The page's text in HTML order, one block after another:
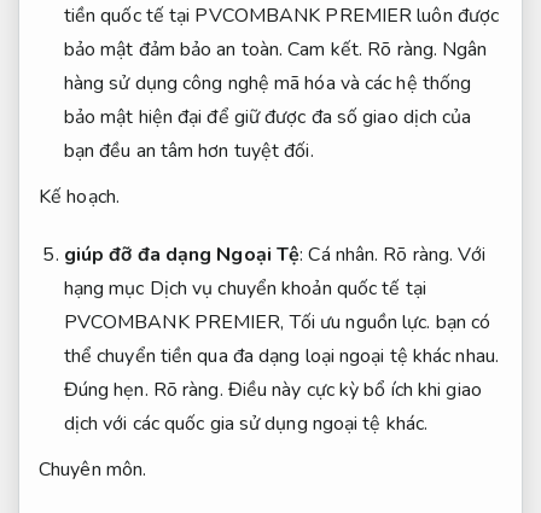
tiền quốc tế tại PVCOMBANK PREMIER luôn được
bảo mật đảm bảo an toàn.Cam kết. Rõ ràng. Ngân
hàng sử dụng công nghệ mã hóa và các hệ thống
bảo mật hiện đại để giữ được đa số giao dịch của
bạn đều an tâm hơn tuyệt đối.
Kế hoạch.
giúp đỡ đa dạng Ngoại Tệ:Cá nhân. Rõ ràng. Với
hạng mục Dịch vụ chuyển khoản quốc tế tại
PVCOMBANK PREMIER,Tối ưu nguồn lực. bạn có
thể chuyển tiền qua đa dạng loại ngoại tệ khác nhau.
Đúng hẹn. Rõ ràng. Điều này cực kỳ bổ ích khi giao
dịch với các quốc gia sử dụng ngoại tệ khác.
Chuyên môn.